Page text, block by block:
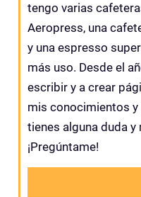
tengo varias
Aeropress, una
y una espresso
más uso. Desde el
escribir y a crear
mis conocimientos
tienes alguna duda
¡Pregúntame!